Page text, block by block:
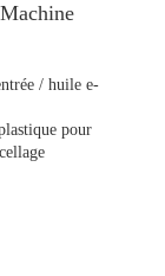
/ huile e-
pour